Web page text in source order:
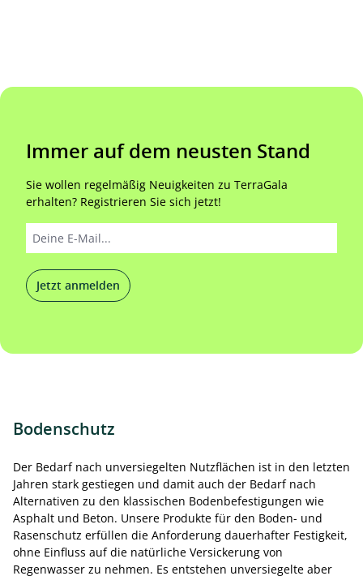
Immer auf dem neusten Stand
Sie wollen regelmäßig Neuigkeiten zu TerraGala
erhalten? Registrieren Sie sich jetzt!
Jetzt anmelden
Bodenschutz
Der Bedarf nach unversiegelten Nutzflächen ist in den letzten
Jahren stark gestiegen und damit auch der Bedarf nach
Alternativen zu den klassischen Bodenbefestigungen wie
Asphalt und Beton. Unsere Produkte für den Boden- und
Rasenschutz erfüllen die Anforderung dauerhafter Festigkeit,
ohne Einfluss auf die natürliche Versickerung von
Regenwasser zu nehmen. Es entstehen unversiegelte aber